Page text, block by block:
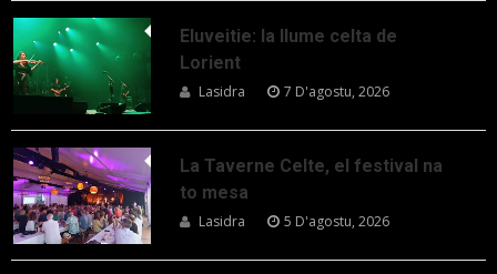
Eluveitie: la llume celta de
Lorient
Lasidra 7 D'agostu, 2026
La Taverne Celte, el festival na
to mesa
Lasidra 5 D'agostu, 2026